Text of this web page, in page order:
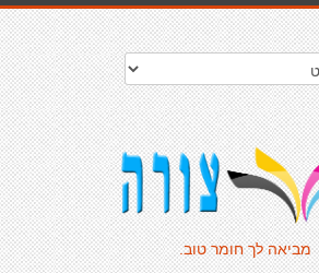
מביאה לך חומר טוב.